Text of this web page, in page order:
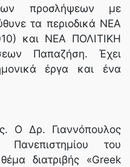
προσλήψεων με
τα περιοδικά ΝΕΑ
και ΝΕΑ ΠΟΛΙΤΙΚΗ
Παπαζήση. Έχει
έργα και ένα
Ο Δρ. Γιαννόπουλος
Πανεπιστημίου του
διατριβής «Greek